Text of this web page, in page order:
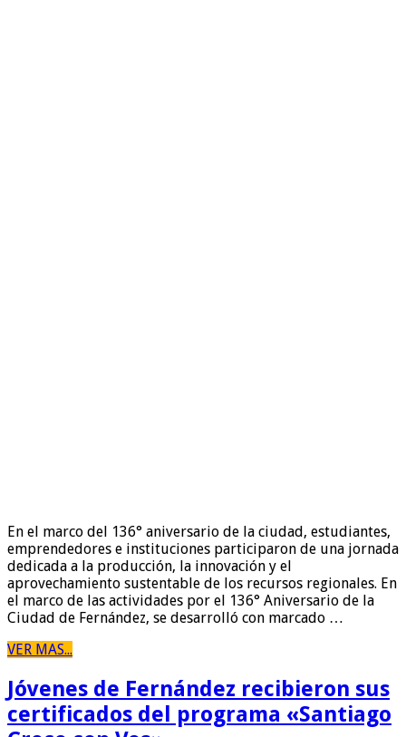
En el marco del 136° aniversario de la ciudad, estudiantes,
emprendedores e instituciones participaron de una jornada
dedicada a la producción, la innovación y el
aprovechamiento sustentable de los recursos regionales. En
el marco de las actividades por el 136° Aniversario de la
Ciudad de Fernández, se desarrolló con marcado …
VER MAS...
Jóvenes de Fernández recibieron sus
certificados del programa «Santiago